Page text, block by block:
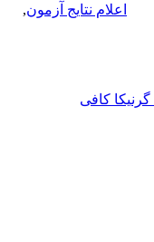
اعلام نتایج آزمون,
کافی